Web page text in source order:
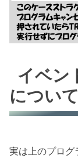
イベン
について
実は上のプログ